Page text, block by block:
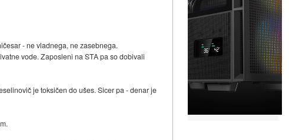
- ne vladnega, ne zasebnega.
vode. Zaposleni na STA pa so dobivali
je toksičen do ušes. Sicer pa - denar je